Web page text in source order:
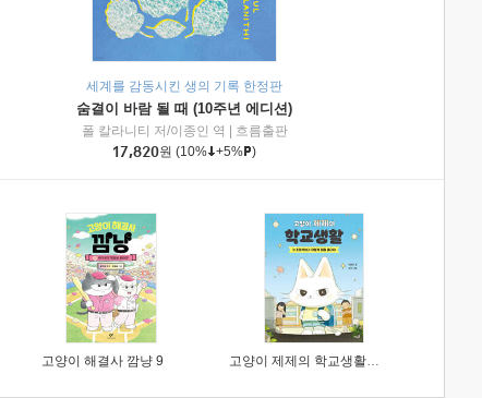
미래엔아이세움
세계를 감동시킨 생의 기록 한정판
숨결이 바람 될 때 (10주년 에디션)
폴 칼라니티 저/이종인 역
흐름출판
17,820원 (10% +5% )
고양이 해결사 깜냥 9 고양이 제제의 학교생활 1 : 초등학생이 이렇게 힘들 줄이야